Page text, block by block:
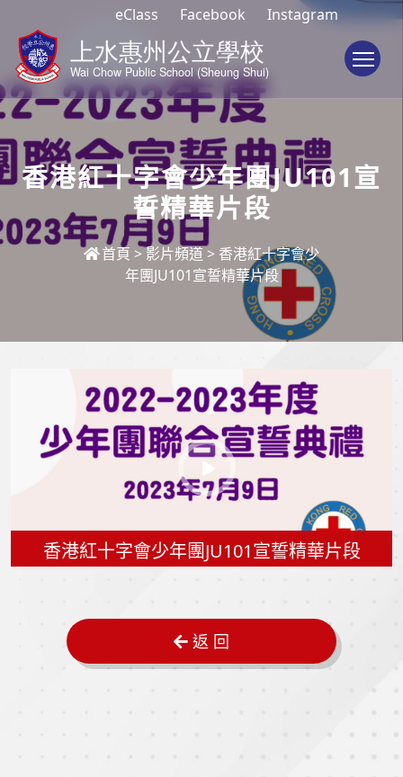
eClass Facebook Instagram
香港紅十字會少年團JU101宣
誓精華片段
首頁 >影片頻道 > 香港紅十字會少
年團JU101宣誓精華片段
香港紅十字會少年團JU101宣誓精華片段
返 回